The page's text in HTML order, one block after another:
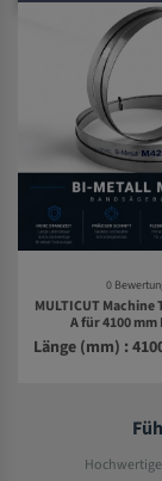
0
MULTICUT Machine
A für 4100
Länge (mm) :